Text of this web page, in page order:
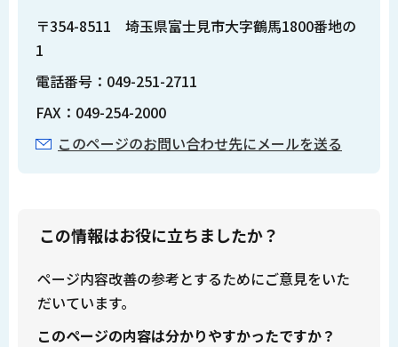
〒354-8511 埼玉県富士見市大字鶴馬1800番地の
1
電話番号：049-251-2711
FAX：049-254-2000
このページのお問い合わせ先にメールを送る
この情報はお役に立ちましたか？
ページ内容改善の参考とするためにご意見をいた
だいています。
このページの内容は分かりやすかったですか？